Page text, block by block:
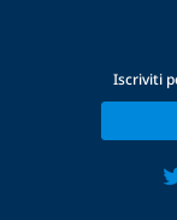
Iscriviti